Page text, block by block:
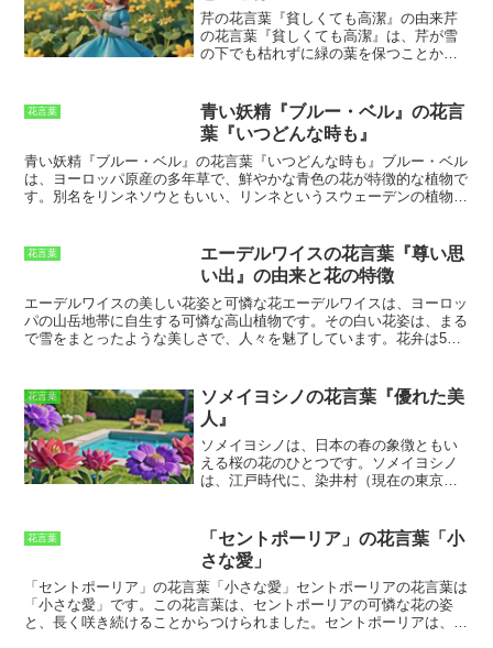
芹の花言葉『貧しくても高潔』の由来芹
の花言葉『貧しくても高潔』は、芹が雪
の下でも枯れずに緑の葉を保つことか
ます。また、芹は古くから薬草として用
いられており、そのことから「健康」や
「長寿」の花言葉も持つようになりまし
た。芹は、日本では古くから食用や薬用
にされてきた植物です。芹は水辺に自生
する多年草で、春の訪れを告げる花とし
言葉は「貧しくても高潔」「健康」「長
寿」などです。芹の花言葉の由来は、芹
が雪の下でも枯れずに緑の葉を保つこと
から、たとえ貧しくても高潔な品性を保
ち続けることにたとえるようになったか
らです。また、芹は古くから薬草として
した。芹の花言葉は、誰にでも当てはま
る花言葉です。たとえ貧しくても、高潔
な品性を保ち続けることは誰にでもでき
ることです。また、健康で長寿であるこ
とは、誰にとっても願うべきことです。
芹の花言葉は、私たちに人生の生き方を
示唆してくれる花言葉です。
花言葉
青い妖精『ブルー・ベル』の花言
葉『いつどんな時も』
青い妖精『ブルー・ベル』の花言葉『いつどんな時も』 ブルー・ベル
は、ヨーロッパ原産の多年草で、鮮やかな青色の花が特徴的な植物で
す。別名をリンネソウともいい、リンネというスウェーデンの植物学
時も」です。この花言葉は、ブルー・ベルの強い生命力と、いつまで
も変わらぬ美しさに由来しています。また、ブルー・ベルは、妖精の
住む花としても知られており、その可憐な姿は、妖精の気品を思わせ
ます。ブルー・ベルの花についてブルー・ベルの花は、小さな鐘のよ
うな形をしていて、鮮やかな青色が特徴です。花期は4月から6月頃
で、群生して咲きます。ブルー・ベルは、日当たりの良い場所を好
がポイントです。ブルー・ベルの花は、その可憐な姿から、ガーデニ
ングにも人気があります。
花言葉
エーデルワイスの花言葉『尊い思
い出』の由来と花の特徴
エーデルワイスの美しい花姿と可憐な花エーデルワイスは、ヨーロッ
パの山岳地帯に自生する可憐な高山植物です。その白い花姿は、まる
で雪をまとったような美しさで、人々を魅了しています。花弁は5枚
人々が、エーデルワイスの花を愛する人に贈っていたことにありま
す。エーデルワイスは、高山地帯に自生するため、採取が難しく、贈
られた人は、その花を大切に保管していました。そして、その花を見
るたびに、贈った人を思い出し、尊い思い出を大切にしていたので
す。
花言葉
ソメイヨシノの花言葉『優れた美
人』
ソメイヨシノは、日本の春の象徴ともい
える桜の花のひとつです。
ソメイヨシノ
は、江戸時代に、染井村（現在の東京都
紅色で、花びらの先端は少し尖っていま
す。ソメイヨシノは、花持ちがよく、開
花期間が長く、また、病気にも強いのが
特徴です。そのため、ソメイヨシノは、
日本の各地に植えられ、広く愛されるよ
うになりました。 ソメイヨシノの花言葉
花言葉
「セントポーリア」の花言葉「小
さな愛」
「セントポーリア」の花言葉「小さな愛」 セントポーリアの花言葉は
「小さな愛」です。この花言葉は、セントポーリアの可憐な花の姿
と、長く咲き続けることからつけられました。セントポーリアは、小